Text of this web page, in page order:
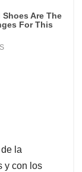
la
y con los